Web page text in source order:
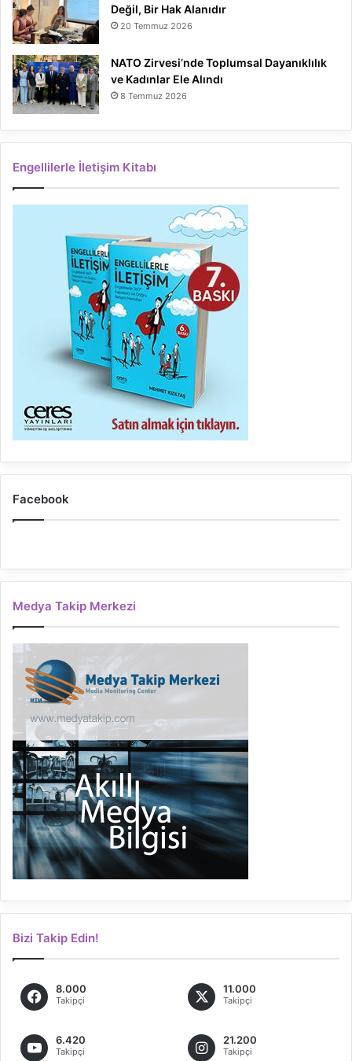
Değil, Bir Hak Alanıdır
20 Temmuz 2026
NATO Zirvesi’nde Toplumsal Dayanıklılık
ve Kadınlar Ele Alındı
8 Temmuz 2026
Engellilerle İletişim Kitabı
Facebook
Medya Takip Merkezi
Bizi Takip Edin!
8.000
Takipçi
11.000
Takipçi
6.420
Takipçi
21.200
Takipçi